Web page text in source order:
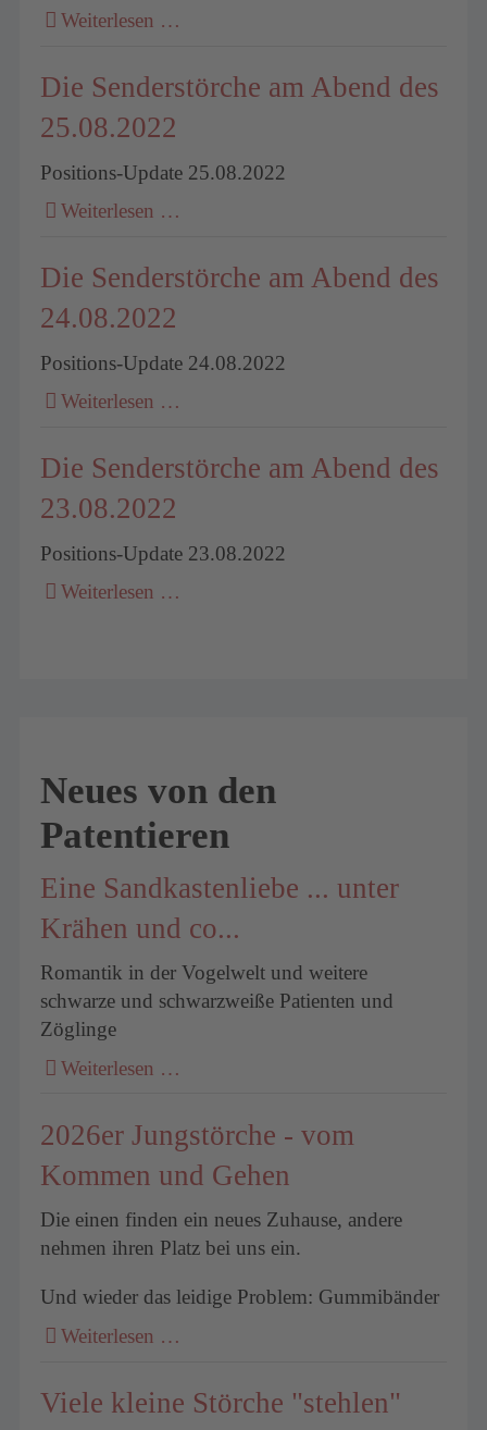
Weiterlesen …
Die Senderstörche am Abend des
25.08.2022
Positions-Update 25.08.2022
Weiterlesen …
Die Senderstörche am Abend des
24.08.2022
Positions-Update 24.08.2022
Weiterlesen …
Die Senderstörche am Abend des
23.08.2022
Positions-Update 23.08.2022
Weiterlesen …
Neues von den
Patentieren
Eine Sandkastenliebe ... unter
Krähen und co...
Romantik in der Vogelwelt und weitere
schwarze und schwarzweiße Patienten und
Zöglinge
Weiterlesen …
2026er Jungstörche - vom
Kommen und Gehen
Die einen finden ein neues Zuhause, andere
nehmen ihren Platz bei uns ein.
Und wieder das leidige Problem: Gummibänder
Weiterlesen …
Viele kleine Störche "stehlen"